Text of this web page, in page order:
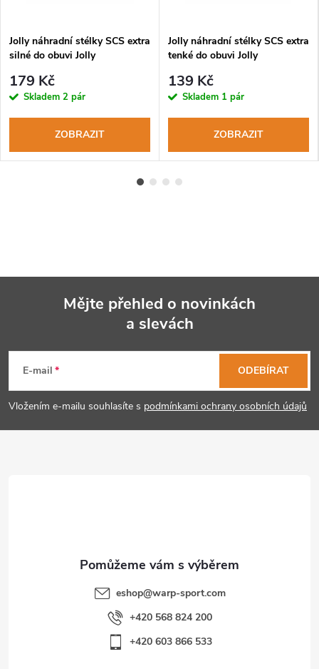
Jolly náhradní stélky SCS extra
silné do obuvi Jolly
179 Kč
Skladem 2 pár
ZOBRAZIT
Jolly náhradní stélky SCS extra
tenké do obuvi Jolly
139 Kč
Skladem 1 pár
ZOBRAZIT
p
Mějte přehled o novinkách
a slevách
E-mail
Vložením e-mailu souhlasíte s podmínkami ochrany osobních údajů
ODEBÍRAT
eshop@warp-sport.com
+420 568 824 200
+420 603 866 533